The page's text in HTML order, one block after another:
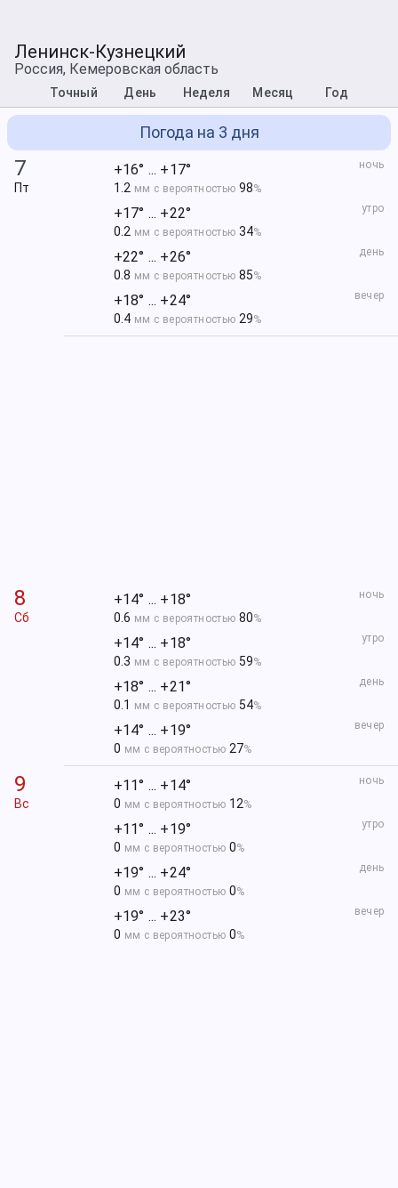
Ленинск-Кузнецкий
Россия, Кемеровская область
Точный День Неделя Месяц Год
Погода на 3 дня
7
Пт
ночь
+16° ... +17°
1.2 мм с вероятностью98%
утро
+17° ... +22°
0.2 мм с вероятностью34%
день
+22° ... +26°
0.8 мм с вероятностью85%
вечер
+18° ... +24°
0.4 мм с вероятностью29%
8
Сб
ночь
+14° ... +18°
0.6 мм с вероятностью80%
утро
+14° ... +18°
0.3 мм с вероятностью 59%
день
+18° ... +21°
0.1 мм с вероятностью 54%
вечер
+14° ... +19°
0 мм с вероятностью 27%
9
Вс
ночь
+11° ... +14°
0 мм с вероятностью 12%
утро
+11° ... +19°
0 мм с вероятностью 0%
день
+19° ... +24°
0 мм с вероятностью 0%
вечер
+19° ... +23°
0 мм с вероятностью 0%